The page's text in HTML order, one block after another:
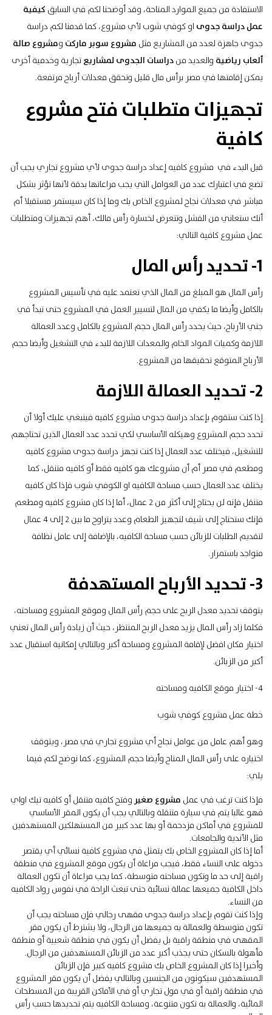
الاستفادة من جميع الموارد المتاحة، وقد أوضحنا لكم في السابق كيفية
عمل دراسة جدوى او كوفي شوب لأي مشروع، كما قدمنا لكم دراسة
جدوى جاهزة لعدد من المشاريع مثل مشروع سوبر ماركت ومشروع صالة
ألعاب رياضية والعديد مندراسات الجدوى لمشاريعتجارية وخدمية أخرى
يمكن إقامتها في مصر برأس مال قليل وتحقق معدلات أرباح مرتفعة.
تجهيزات متطلبات فتح مشروع
كافية
قبل البدء في مشروع كافيه إعداد دراسة جدوى لأي مشروع تجاري يجب أن
تضع في اعتبارك عدد من العوامل التي يجب مراعاتها بدقة لأنها تؤثر بشكل
مباشر في معدلات نجاح لمشروع الخاص بك وما إذا كان سيستمر مستقبلا أم
أنك ستعاني من الفشل وتتعرض لخسارة رأس مالك، أهم تجهيزات ومتطلبات
عمل مشروع كافية التالي:
1- تحديد رأس المال
رأس المال هو المبلغ من المال الذي تعتمد عليه في تأسيس المشروع
بالكامل وأيضا ما يكفي من المال لتسيير العمل في المشروع حتى تبدأ في
جني الأرباح، حيث يحدد رأس المال حجم المشروع بالكامل وعدد العمالة
اللازمة وكميات المواد الخام والمعدات اللازمة للبدء في التشغيل وأيضا حجم
الأرباح المتوقع تحقيقها من المشروع.
2- تحديد العمالة اللازمة
إذا كنت ستقوم بإعداد دراسة جدوى مشروع كافيه فينبغي عليك أولا أن
تحدد حجم المشروع وهيكله الأساسي لكي تحدد عدد العمال الذين تحتاجهم
للتشغيل، فيختلف عدد العمال إذا كنت تجهز دراسة جدوى مشروع كافيه
ومطعم في مصر أم أن مشروعك هو كافيه فقط أو كافيه متنقل، كما
يختلف عدد العمال حسب مساحة الكافيه او الكوفي شوب فإذا كان كافيه
متنقل فإنه لن يحتاج إلى أكثر من 2 عمال، أما إذا كان مشروع كافيه ومطعم
فإنك ستحتاج إلى شيف لتجهيز الطعام وعدد يتراوح ما بين 2 إلى 4 عمال
لتقديم الطلبات للزبائن حسب مساحة الكافيه، بالإضافة إلى عامل نظافة
متواجد باستمرار.
3- تحديد الأرباح المستهدفة
يتوقف تحديد معدل الربح على حجم رأس المال وموقع المشروع ومساحته،
فكلما زاد رأس المال يزيد معدل الربح المنتظر، حيث أن زيادة رأس المال تعني
اختيار مكان افضل لإقامة المشروع ومساحة أكبر وبالتالي إمكانية استقبال عدد
أكبر من الزبائن.
4- اختيار موقع الكافيه ومساحته
خطة عمل مشروع كوفي شوب
وهو أهم عامل من عوامل نجاح أي مشروع تجاري في مصر، ويتوقف
اختياره على رأس المال المتاح وأيضا حجم المشروع، كما نوضح لكم فيما
يلي:
فإذا كنت ترغب في عمل مشروع صغيروفتح كافيه متنقل أو كافيه تيك اواي
فهو غالبا يتم في سيارة متنقلة وبالتالي يجب أن يكون المقر الأساسي
للمشروع في أماكن مزدحمة أو بها عدد كبير من المستهلكين المستهدفين
مثل الأندية والجامعات.
أما إذا كان المشروع الخاص بك يتمثل في مشروع كافية نسائي أي يقتصر
دخوله على النساء فقط، فيجب مراعاة أن يكون موقع المشروع في منطقة
راقية إلى حد ما وتكون مساحته متوسطة، كما يجب مراعاة أن تكون العمالة
داخل الكافية جميعها عمالة نسائية حتى تبعث الراحة في نفوس رواد الكافيه
من النساء.
وإذا كنت تقوم بإعداد دراسة جدوى مقهى رجالي فإن مساحته يجب أن
تكون متوسطة والعمالة به جميعها من الرجال، ولا يشترط أن يكون مقر
المقهى في منطقة راقية بل يفضل أن يكون في منطقة شعبية أو منطقة
مأهولة بالسكان حتى يجذب أكبر عدد من الزبائن المستهدفين من الرجال.
وأخيرا إذا كان المشروع الخاص بك مشروع كافيه كبير فإن الزبائن
المستهدفين سيكونون من الجنسين وبالتالي يفضل أن يكون مقر المشروع
في منطقة راقية أو في مول تجاري أو في الأماكن القريبة من المسطحات
المائية، والعمالة به تكون متنوعة، ومساحة الكافيه يتم تحديدها حسب رأس